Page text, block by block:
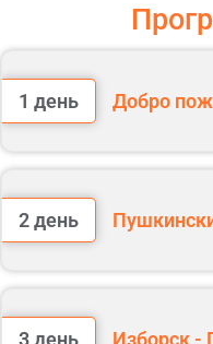
1 день Добро
Встреча с гидом
в город, гид стоит с
Завтрак в кафе.
2 день
3 день Изборск -